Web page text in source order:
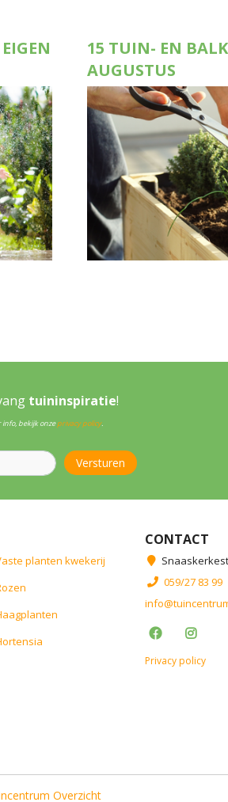
15 TUIN- EN
AUGUSTUS
tuininspiratie!
info, bekijk onzeprivacy policy.
CONTACT
059/27 83 99
Privacy policy
planten kwekerij
Overzicht